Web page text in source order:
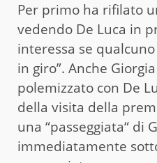
Per primo ha rifilato
vedendo De Luca in
interessa se
in giro”. Anche
polemizzato con De
della visita della
una “passeggiata“ di
immediatamente